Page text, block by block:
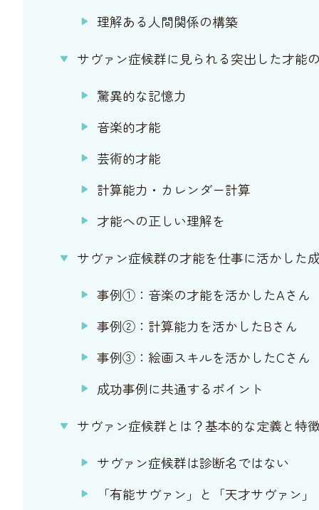
理解ある人間関係の構築
サヴァン症候群に見られる突出した才能
驚異的な記憶力
音楽的才能
芸術的才能
計算能力・カレンダー計算
才能への正しい理解を
サヴァン症候群の才能を仕事に活かした
事例①：音楽の才能を活かしたAさん
事例②：計算能力を活かしたBさん
事例③：絵画スキルを活かしたCさん
成功事例に共通するポイント
サヴァン症候群とは？基本的な定義と特
サヴァン症候群は診断名ではない
「有能サヴァン」と「天才サヴァン」